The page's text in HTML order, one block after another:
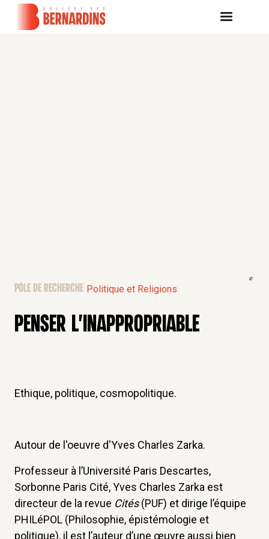
©
PÔLE DE RECHERCHE Politique et Religions
PENSER L'INAPPROPRIABLE
Ethique, politique, cosmopolitique.
Autour de l'oeuvre d'Yves Charles Zarka.
Professeur à l’Université Paris Descartes,
Sorbonne Paris Cité, Yves Charles Zarka est
directeur de la revue Cités(PUF) et dirige l’équipe
PHILéPOL (Philosophie, épistémologie et
politique), il est l’auteur d’une œuvre aussi bien